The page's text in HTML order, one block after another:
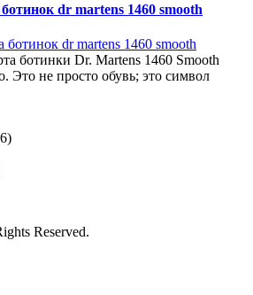
dr martens 1460 smooth
ботинки Dr. Martens 1460 Smooth
Это не просто обувь; это символ
Reserved.